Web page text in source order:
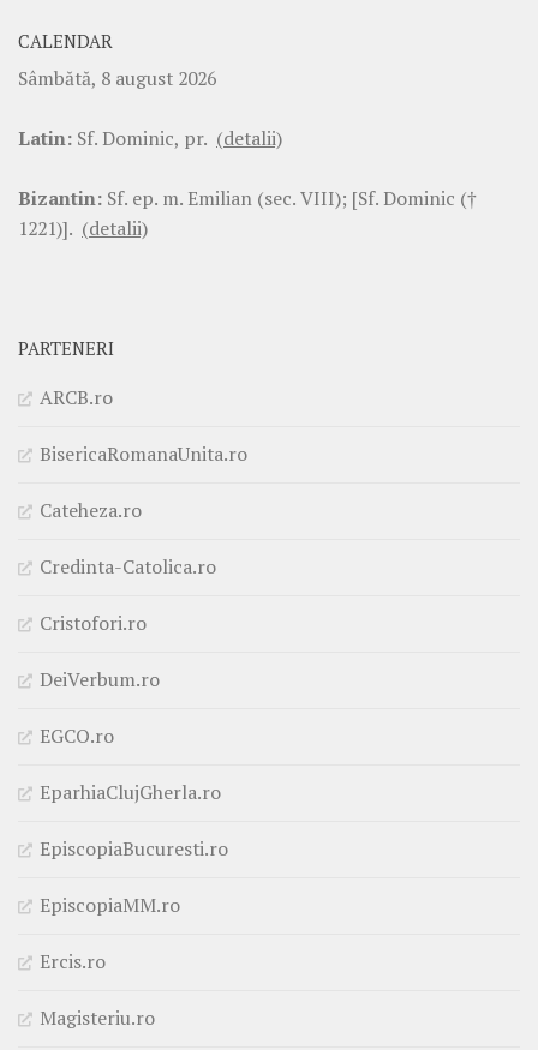
CALENDAR
Sâmbătă, 8 august 2026
Latin: Sf. Dominic, pr. (detalii)
Bizantin: Sf. ep. m. Emilian (sec. VIII); [Sf. Dominic (†
1221)]. (detalii)
PARTENERI
ARCB.ro
BisericaRomanaUnita.ro
Cateheza.ro
Credinta-Catolica.ro
Cristofori.ro
DeiVerbum.ro
EGCO.ro
EparhiaClujGherla.ro
EpiscopiaBucuresti.ro
EpiscopiaMM.ro
Ercis.ro
Magisteriu.ro